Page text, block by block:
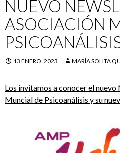
NUEVO
ASOCIACIÓN
13 ENERO, 2023 MARÍA SOLITA
Los invitamos a conocer el
Muncial de Psicoanálisis y su